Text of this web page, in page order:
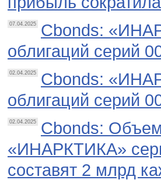
07.04.2025
Cbonds:
облигаций серий
02.04.2025
Cbonds:
облигаций серий
02.04.2025
Cbonds:
«ИНАРКТИКА»
составят 2 млрд